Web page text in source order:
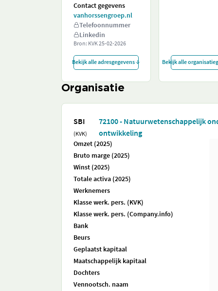
Contact gegevens
vanhorssengroep.nl
Telefoonnummer
Linkedin
Bron: KVK25-02-2026
Bekijk alle adresgegevens Bekijk alle
Organisatie
SBI
(KVK)
72100 - Natuurwetenschappelijk
ontwikkeling
Omzet (2025)
Bruto marge (2025)
Winst (2025)
Totale activa (2025)
Werknemers
Klasse werk. pers. (KVK)
Klasse werk. pers. (Company.info)
Bank
Beurs
Geplaatst kapitaal
Maatschappelijk kapitaal
Dochters
Vennootsch. naam